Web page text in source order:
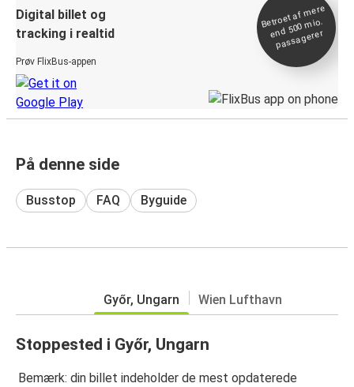
Digital billet og
tracking i realtid
Prøv FlixBus-appen
Betroet af
mere
end 500
mio.
passagerer
På denne side
Busstop FAQ Byguide
Győr, Ungarn Wien Lufthavn
Stoppested i Győr, Ungarn
Bemærk: din billet indeholder de mest opdaterede